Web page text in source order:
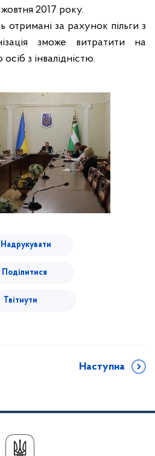
2017 року.
отримані за рахунок пільги з
зможе витратити на
з інвалідністю.
Надрукувати
Поділитися
Твітнути
Наступна